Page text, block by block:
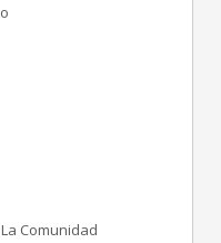
Comunidad